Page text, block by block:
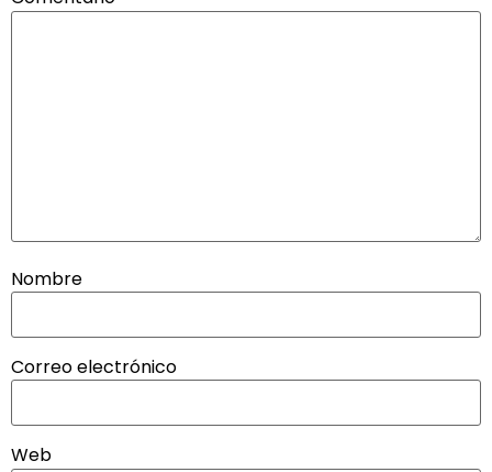
Nombre
Correo electrónico
Web